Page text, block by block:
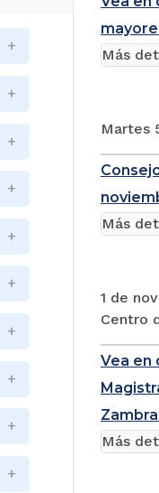
Martes
Más
1 de
Centro
Más
Vea en
Más